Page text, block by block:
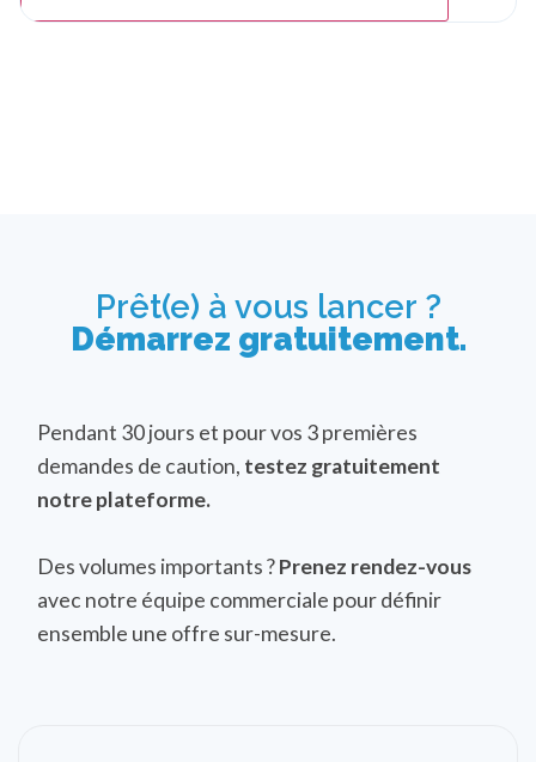
Prêt(e) à vous lancer ?
Démarrez gratuitement.
Pendant 30 jours et pour vos 3 premières
demandes de caution, testez gratuitement
notre plateforme.
Des volumes importants ?Prenez rendez-vous
avec notre équipe commerciale pour définir
ensemble une offre sur-mesure.